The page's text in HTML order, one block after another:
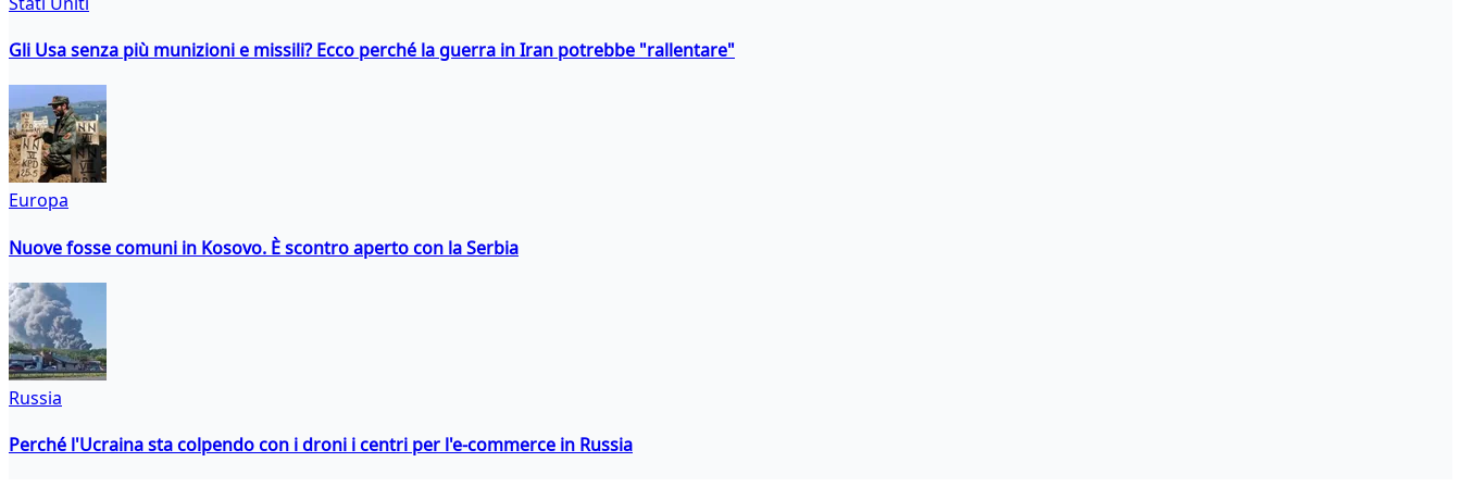
Gli Usa senza più munizioni e missili? Ecco perché la guerra in Iran potrebbe "rallentare"
Europa
Nuove fosse comuni in Kosovo. È scontro aperto con la Serbia
Russia
Perché l'Ucraina sta colpendo con i droni i centri per l'e-commerce in Russia